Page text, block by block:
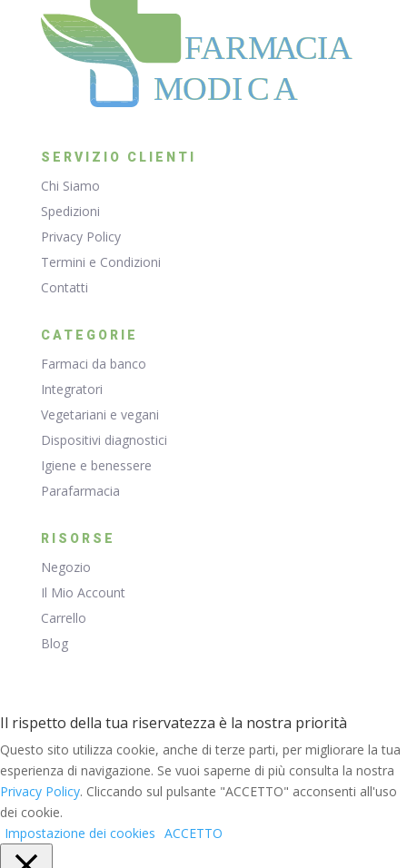
FARMACIA
MODICA
SERVIZIO CLIENTI
Chi Siamo
Spedizioni
Privacy Policy
Termini e Condizioni
Contatti
CATEGORIE
Farmaci da banco
Integratori
Vegetariani e vegani
Dispositivi diagnostici
Igiene e benessere
Parafarmacia
RISORSE
Negozio
Il Mio Account
Carrello
Blog
Il rispetto della tua riservatezza è la nostra priorità
Questo sito utilizza cookie, anche di terze parti, per migliorare la tua
esperienza di navigazione. Se vuoi saperne di più consulta la nostra
Privacy Policy. Cliccando sul pulsante "ACCETTO" acconsenti all'uso
dei cookie.
Impostazione dei cookies ACCETTO